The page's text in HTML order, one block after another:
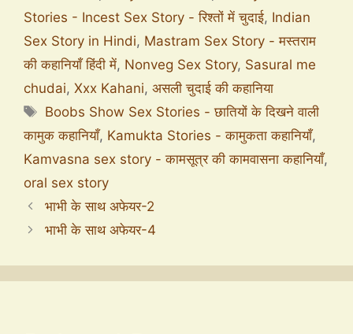
Stories - Incest Sex Story - रिश्तों में चुदाई, Indian
Sex Story in Hindi, Mastram Sex Story - मस्तराम
की कहानियाँ हिंदी में, Nonveg Sex Story, Sasural me
chudai, Xxx Kahani, असली चुदाई की कहानिया
Boobs Show Sex Stories - छातियों के दिखने वाली
कामुक कहानियाँ, Kamukta Stories - कामुकता कहानियाँ,
Kamvasna sex story - कामसूत्र की कामवासना कहानियाँ,
oral sex story
भाभी के साथ अफेयर-2
भाभी के साथ अफेयर-4